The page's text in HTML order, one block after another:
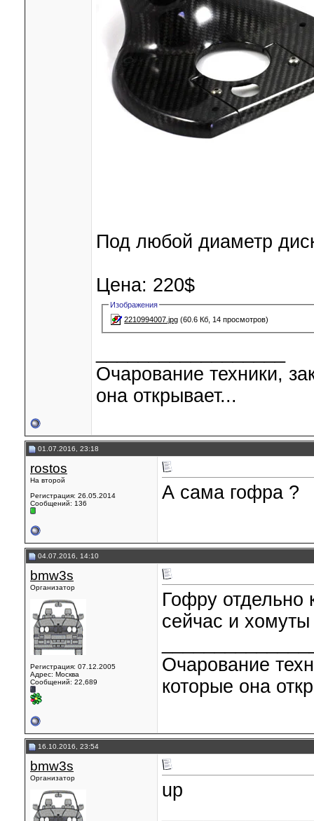
Под любой диаметр
Цена: 220$
Изображения
2210994007.jpg (60.6 Кб, 14 просмотров)
Очарование техники,
она открывает...
01.07.2016, 23:18
rostos
На второй
Регистрация: 26.05.2014
Сообщений: 136
А сама гофра ?
04.07.2016, 14:10
bmw3s
Организатор
Регистрация: 07.12.2005
Адрес: Москва
Сообщений: 22,689
Гофру отдельно
сейчас и
Очарование
которые она
16.10.2016, 23:54
bmw3s
Организатор
up